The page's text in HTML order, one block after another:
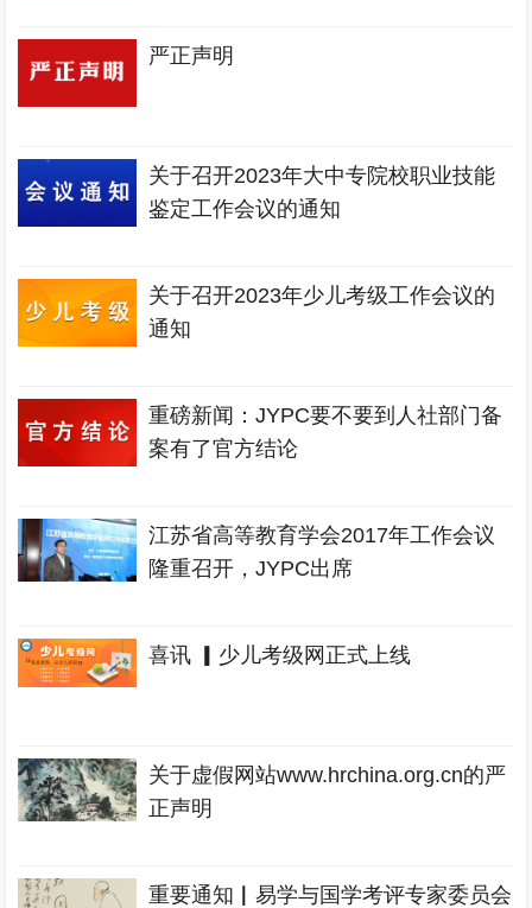
严正声明
关于召开2023年大中专院校职业技能
鉴定工作会议的通知
关于召开2023年少儿考级工作会议的
通知
重磅新闻：JYPC要不要到人社部门备
案有了官方结论
江苏省高等教育学会2017年工作会议
隆重召开，JYPC出席
喜讯 ▎少儿考级网正式上线
关于虚假网站www.hrchina.org.cn的严
正声明
重要通知▏易学与国学考评专家委员会